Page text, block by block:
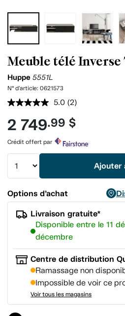
Meuble télé Inverse
Huppe 5551L
N° d'article: 0621573
5.0 Lire
2
commentaires.
vers
la
(2)
2 749.99 $
Crédit offert par
Ajouter
Options d’achat
Livraison gratuite*
Disponible entre le 11
décembre
Centre de distribution
Ramassage non
Impossible de voir ce
Voir tous les magasins